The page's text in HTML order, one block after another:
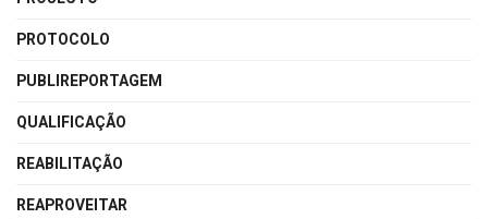
PROTOCOLO
PUBLIREPORTAGEM
QUALIFICAÇÃO
REABILITAÇÃO
REAPROVEITAR